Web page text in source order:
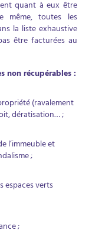
quant à eux être
même, toutes les
la liste exhaustive
être facturées au
non récupérables :
(ravalement
dératisation… ;
l’immeuble et
;
espaces verts
;